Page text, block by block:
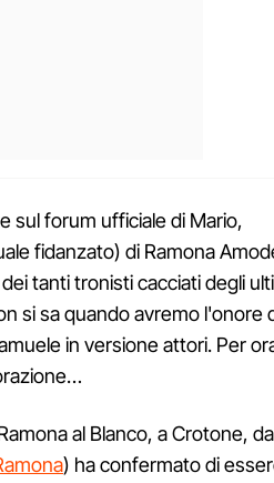
sul forum ufficiale di Mario,
fidanzato) di Ramona
tanti tronisti cacciati degli
si sa quando avremo l'onore
in versione attori. Per
al Blanco, a Crotone,
) ha confermato di